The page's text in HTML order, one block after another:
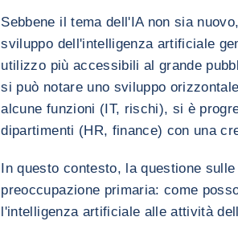
Sebbene il tema dell'IA non sia
sviluppo dell'intelligenza artificiale
utilizzo più accessibili al grande
si può notare uno sviluppo
alcune funzioni (IT, rischi), si è
dipartimenti (HR, finance) con una
In questo contesto, la questione
preoccupazione primaria: come
l'intelligenza artificiale alle attività